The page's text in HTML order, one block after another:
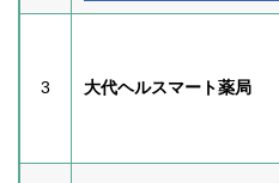
3 大代ヘルスマート薬局